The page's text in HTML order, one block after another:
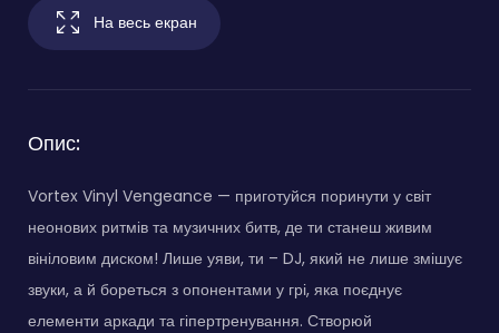
На весь екран
Опис:
Vortex Vinyl Vengeance — приготуйся поринути у світ
неонових ритмів та музичних битв, де ти станеш живим
вініловим диском! Лише уяви, ти – DJ, який не лише змішує
звуки, а й бореться з опонентами у грі, яка поєднує
елементи аркади та гіпертренування. Створюй